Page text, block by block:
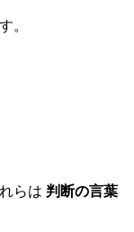
。
らは 判断の言葉